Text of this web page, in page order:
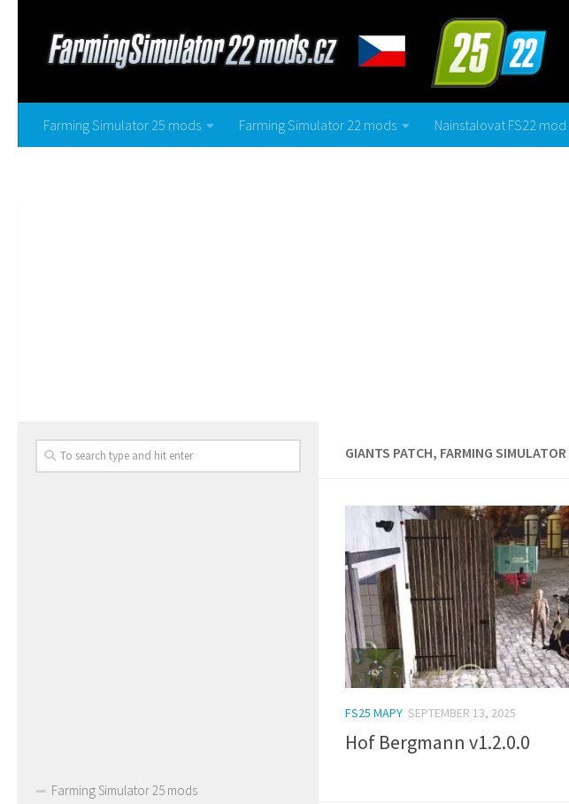
Farming Simulator 25 mods Farming Simulator 22 mods Nainstalovat FS22 mod
GIANTS PATCH, FARMING
FS25 MAPY SEPTEMBER 13, 2025
Hof Bergmann v1.2.0.0
Farming Simulator 25 mods